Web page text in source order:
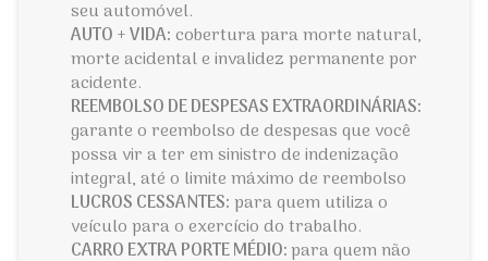
seu automóvel.
AUTO + VIDA:cobertura para morte natural,
morte acidental e invalidez permanente por
acidente.
REEMBOLSO DE DESPESAS EXTRAORDINÁRIAS:
garante o reembolso de despesas que você
possa vir a ter em sinistro de indenização
integral, até o limite máximo de reembolso
LUCROS CESSANTES: para quem utiliza o
veículo para o exercício do trabalho.
CARRO EXTRA PORTE MÉDIO:para quem não